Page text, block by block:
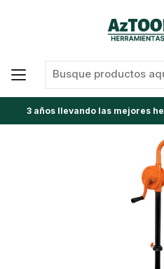
3 años llevando las mejores